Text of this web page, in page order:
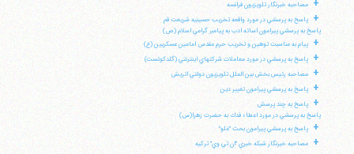
+ مصاحبه خبرنگار تلويزيون فرانسه
+
پاسخ به پرسشي در مورد واقعه تخريب حسينيه شريعت قم
پاسخ به پرسشي پيرامون اسائه ادب به پيامبر گرامي اسلام (ص)
+ پيام به مناسبت توهين و تخريب حرم مقدس امامين عسكريين (ع)
+ پاسخ به پرسشي در مورد معاملات شركتهاي اينترنتي (گلدكوئست)
+ مصاحبه رئيس بخش بين الملل تلويزيون دولتي اتريش
+ پاسخ به پرسشي پيرامون تغيير دين
+
پاسخ به چند پرسش
پاسخ به پرسشي در مورد اعطاء فدك به حضرت زهرا(س)
+ پاسخ به پرسشي پيرامون بحث "غلو"
+ مصاحبه خبرنگار شبكه خبري "ان تي وي" تركيه